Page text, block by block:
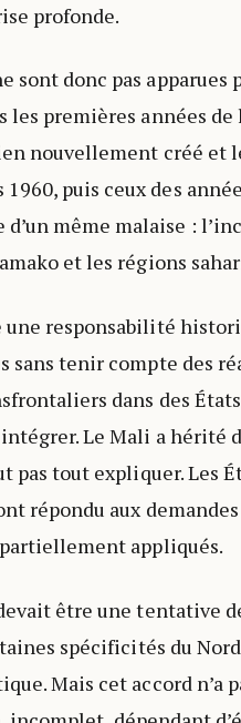
profonde.
sont donc pas
les premières années
nouvellement créé et
puis ceux des
même malaise :
et les régions
responsabilité
tenir compte des
dans des
Le Mali a hérité
pas tout expliquer. Les
répondu aux
partiellement appliqués.
devait être une tentative
spécificités du
Mais cet accord n’a